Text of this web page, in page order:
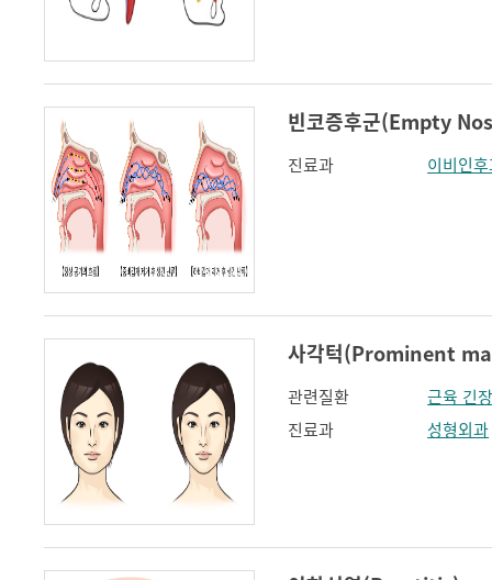
빈코증후군(Empty
진료과 이비인
사각턱(Prominent
관련질환
근육 긴
진료과
성형외과